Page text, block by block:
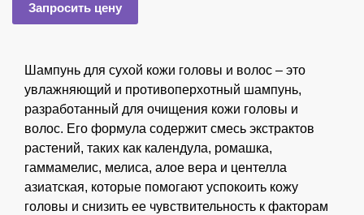
Запросить цену
Шампунь для сухой кожи головы и волос – это
увлажняющий и противоперхотный шампунь,
разработанный для очищения кожи головы и
волос. Его формула содержит смесь экстрактов
растений, таких как календула, ромашка,
гаммамелис, мелиса, алое вера и центелла
азиатская, которые помогают успокоить кожу
головы и снизить ее чувствительность к факторам